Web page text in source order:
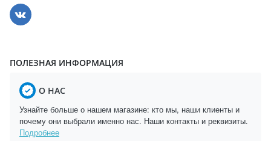
ПОЛЕЗНАЯ ИНФОРМАЦИЯ
О НАС
Узнайте больше о нашем магазине: кто мы, наши клиенты и
почему они выбрали именно нас. Наши контакты и реквизиты.
Подробнее